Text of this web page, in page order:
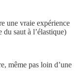
une vraie expérience
saut à l’élastique)
même pas loin d’une